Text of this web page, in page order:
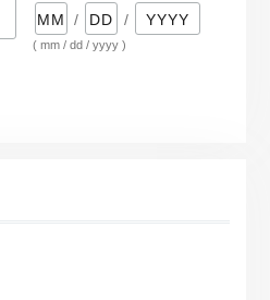
/
/
( mm / dd / yyyy )